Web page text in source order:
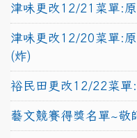
津味更改12/21菜單:
津味更改12/20菜單:
(炸)
裕民田更改12/22菜單
藝文競賽得獎名單~敬